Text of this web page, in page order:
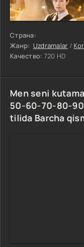
Страна:
Жанр: Uzdramalar /
Качество: 720 HD
Men seni
50-60-70-80-
tilida Barcha